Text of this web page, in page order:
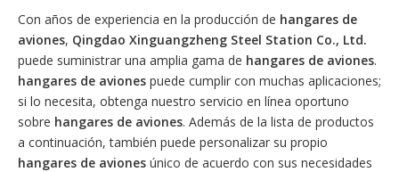
Con años de experiencia en la producción de hangares de
aviones, Qingdao Xinguangzheng Steel Station Co., Ltd.
puede suministrar una amplia gama de hangares de aviones.
hangares de aviones puede cumplir con muchas aplicaciones;
si lo necesita, obtenga nuestro servicio en línea oportuno
sobre hangares de aviones. Además de la lista de productos
a continuación, también puede personalizar su propio
hangares de aviones único de acuerdo con sus necesidades